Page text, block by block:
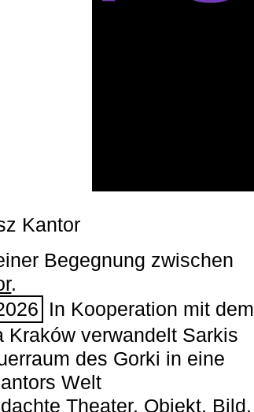
Kantor
Begegnung zwischen
.
In Kooperation mit dem
Kraków verwandelt Sarkis
des Gorki in eine
Welt
Theater, Objekt, Bild,